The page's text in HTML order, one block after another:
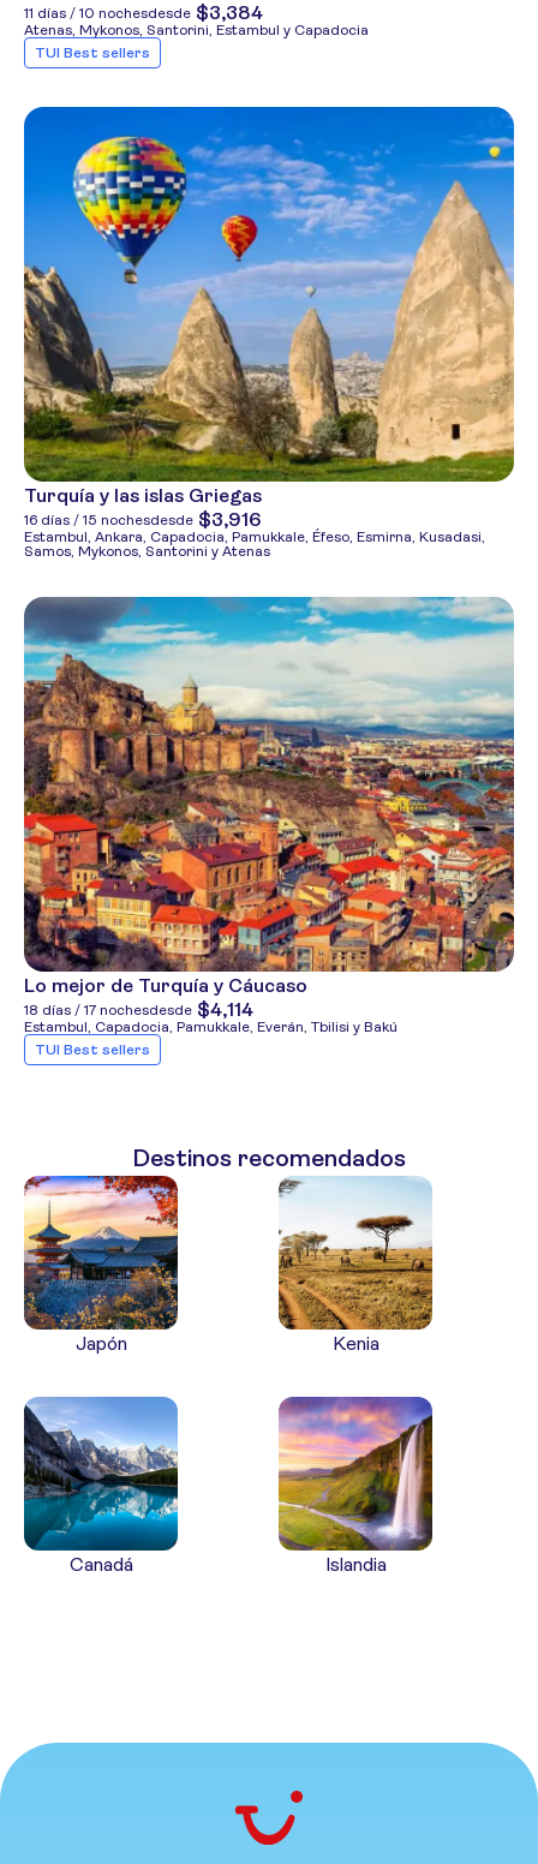
11 días / 10 nochesdesde $3,384
Atenas, Mykonos, Santorini, Estambul y Capadocia
TUI Best sellers
Turquía y las islas Griegas
16 días / 15 nochesdesde $3,916
Estambul, Ankara, Capadocia, Pamukkale, Éfeso, Esmirna, Kusadasi,
Samos, Mykonos, Santorini y Atenas
Lo mejor de Turquía y Cáucaso
18 días / 17 nochesdesde $4,114
Estambul, Capadocia, Pamukkale, Everán, Tbilisi y Bakú
TUI Best sellers
Destinos recomendados
Japón Kenia
Canadá Islandia